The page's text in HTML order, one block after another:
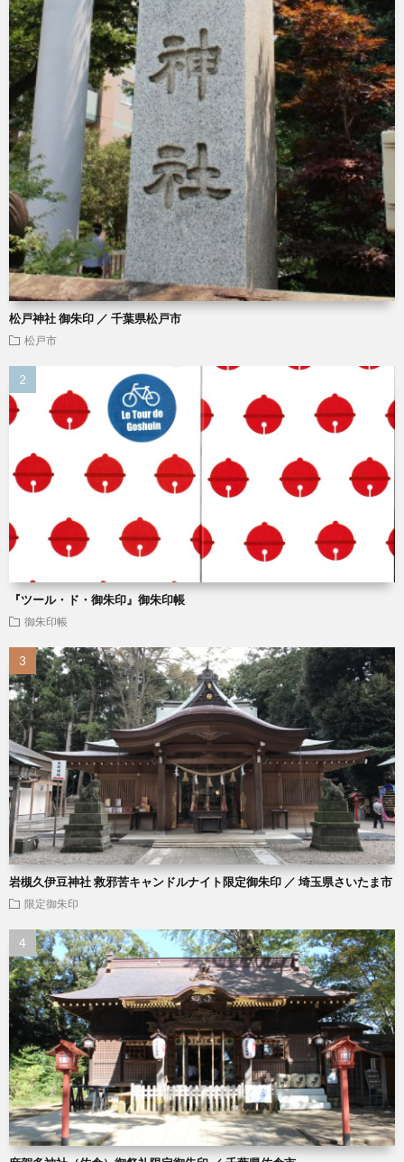
松戸神社 御朱印 ／ 千葉県松戸市
松戸市
『ツール・ド・御朱印』御朱印帳
御朱印帳
岩槻久伊豆神社 救邪苦キャンドルナイト限定御朱印 ／ 埼玉県さいたま市
限定御朱印